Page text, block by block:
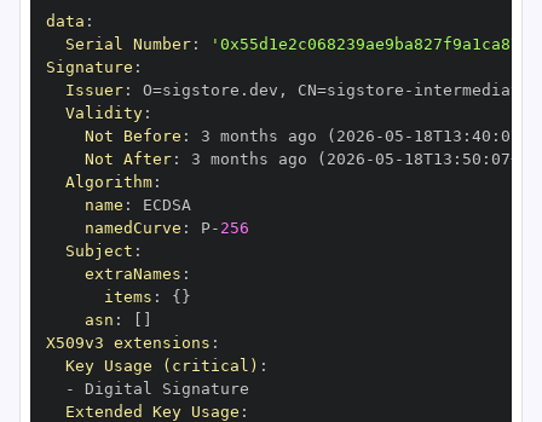
data :
Serial Number:
Signature :
Issuer: O=sigstore.dev , CN=sigstore -
Validity:
Not Before : 3 months ago (2026 -05 - 18T13 : 40 :
Not After: 3 months ago (2026 -05 - 18T13 : 50 : 07+00
Algorithm:
name :
namedCurve : P- 256
Subject :
extraNames :
items : { }
asn :
X509v3 extensions :
Key Usage (critical) :
-
Extended Key Usage :